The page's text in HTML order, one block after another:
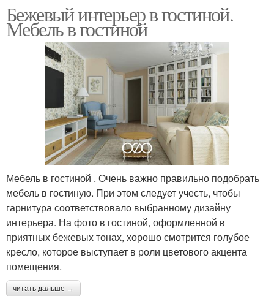
Бежевый интерьер в гостиной.
Мебель в гостиной
Мебель в гостиной . Очень важно правильно подобрать
мебель в гостиную. При этом следует учесть, чтобы
гарнитура соответствовало выбранному дизайну
интерьера. На фото в гостиной, оформленной в
приятных бежевых тонах, хорошо смотрится голубое
кресло, которое выступает в роли цветового акцента
помещения.
читать дальше →